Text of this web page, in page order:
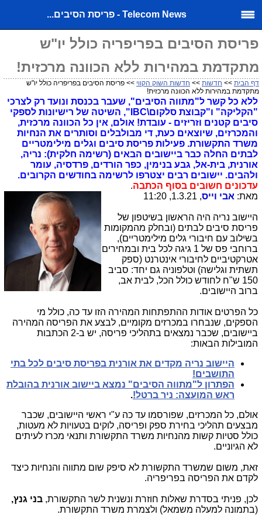
Telecom News - פריסת הסיבים...
פריסת הסיבים בפריפריה כולל יו"ש
מתקדמת במהירות ללא הכוונה מרכזית!
דף הבית >> חדשות >> חדשות השוק הקווי >> פריסת הסיבים בפריפריה כולל יו"ש
מתקדמת במהירות ללא הכוונה מרכזית!
ללא כל קשר ל"מתווה הסיבים", שעבר בכנסת ונועד רק לצרכי
"הקליקה" ו"קבוצת סלקום\IBC", השיטה של רישיונות לספקי
סיבים קטנים וזריזים - עובדת! אולם, אין כל הכוונה מרכזית,
והמכרזים, שיוצאים כעת, די מבולבלים וסותרים את הנחיות
משרד התקשורת. פעילות פריסת סיבים וגלים מילימטריים
לבתים החלה כבר ביישובים הבאים (רשימה חלקית): נריה,
אורנית, בית-אל, גבע בנימין, כפר הורדים, פרדסיה, עומר
ולהבים. יישובים רבים יצטרפו לרשימה בחודשים הקרובים.
עדכונים חשובים בסוף הכתבה.
מאת: אבי וייס, 1.3.21, 11:20
היישוב נריה היה הראשון בשיטפון של
פריסת סיבים לבתים (ובחלק מהמקומות
בשילוב עם חיבורי גלים מילימטריים),
ברוחבי פס של 1 גיגה לכל בית ובמחירים
אטרקטיביים לחיבורי אינטרנט (ספק
תשתית וגלישה) וטלפוניה גם יחד: סביב
150 ש"ח לחודש כולל הכל, לבית אב,
ברוב היישובים.
כל הפרטים אודות ההתפתחות המהירה הזו עד כה, כולל מי
הספקים, שנבחרו במכרזים מקומיים, לבצע את הפריסה המהירה
ביישובים, שכבר נמצאים בתהליכי פריסה, יש ב-2 הכתבות
המובילות הבאות:
היישוב נריה מקדים את אורנית בפריסת סיבים לכל בתי
התושבים!
הפתרון ל"מתווה הסיבים" נמצא ביישוב אורנית בהובלת
ראש המועצה: ניר ברטל!.
אולם, כל המכרזים, שפורסמו עד כה ע"י ראשי היישובים, שכבר
מבצעים תהליכי בחירת ספק ופריסה, לוקים בטעויות לא מעטות,
כולל סטיות קשות מהנחיות משרד התקשורת ותנאי מכרז לעיתים
לא הגיוניים.
זאת, משום שמשרד התקשורת לא סיפק שום מתווה והנחיות כיצד
לקדם את הפריסה בפריפריה.
לכן, פניתי בסדרת שאלות חוזרת ונשנית לשר התקשורת, בני גנץ,
(בתמונה למעלה משמאל) ולצמרת משרד התקשורת.